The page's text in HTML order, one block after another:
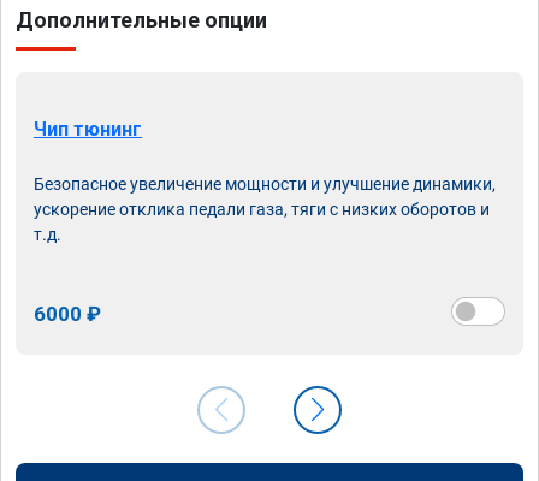
Дополнительные опции
Чип тюнинг
Безопасное увеличение мощности и улучшение динамики,
ускорение отклика педали газа, тяги с низких оборотов и
т.д.
6000 ₽